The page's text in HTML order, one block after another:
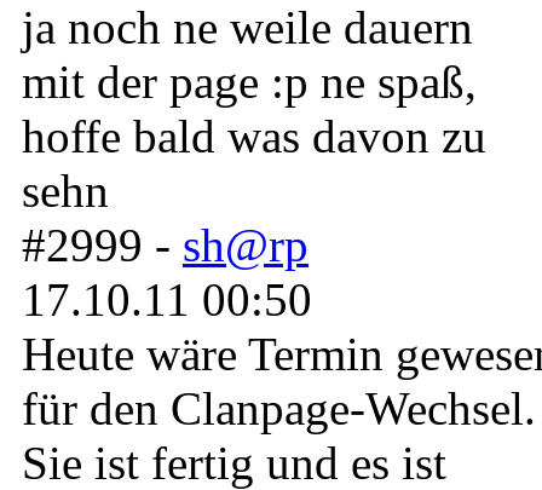
ja noch ne weile dauern
mit der page :p ne spaß,
hoffe bald was davon zu
sehn
#2999 - sh@rp
17.10.11 00:50
Heute wäre Termin
für den Clanpage-Wechsel.
Sie ist fertig und es ist